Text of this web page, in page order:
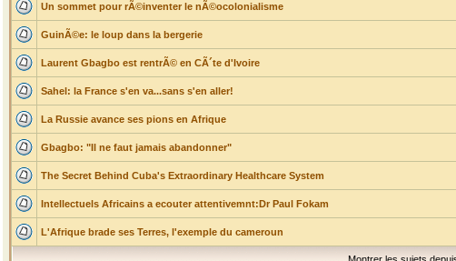
Un sommet pour rÃ©inventer le nÃ©ocolonialisme
GuinÃ©e: le loup dans la bergerie
Laurent Gbagbo est rentrÃ© en CÃ´te d'Ivoire
Sahel: la France s'en va...sans s'en aller!
La Russie avance ses pions en Afrique
Gbagbo: "Il ne faut jamais abandonner"
The Secret Behind Cuba's Extraordinary Healthcare System
Intellectuels Africains a ecouter attentivemnt:Dr Paul Fokam
L'Afrique brade ses Terres, l'exemple du cameroun